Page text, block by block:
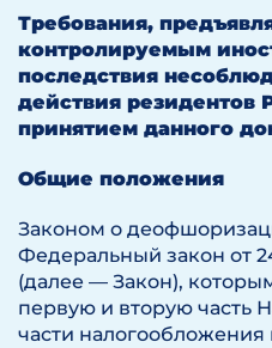
Требования,
контролируемым
последствия
действия резидентов
принятием данного
Общие положения
Законом о
Федеральный закон от
(далее — Закон),
первую и вторую часть
части